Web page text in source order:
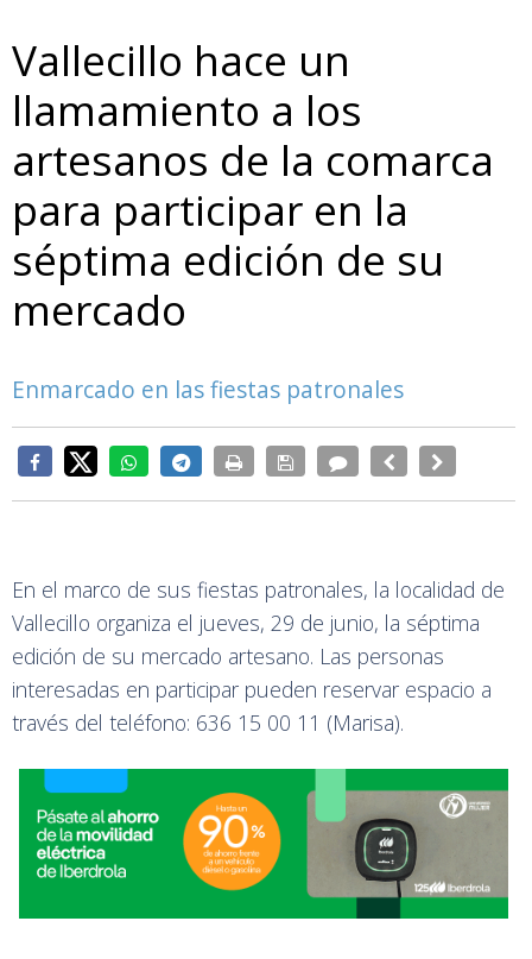
Vallecillo hace un
llamamiento a los
artesanos de la comarca
para participar en la
séptima edición de su
mercado
Enmarcado en las fiestas patronales
En el marco de sus fiestas patronales, la localidad de
Vallecillo organiza el jueves, 29 de junio, la séptima
edición de su mercado artesano. Las personas
interesadas en participar pueden reservar espacio a
través del teléfono: 636 15 00 11 (Marisa).